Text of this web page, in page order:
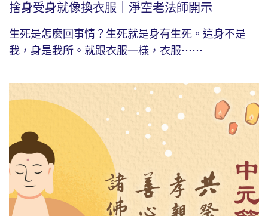
捨身受身就像換衣服｜淨空老法師開示
生死是怎麼回事情？生死就是身有生死。這身不是
我，身是我所。就跟衣服一樣，衣服⋯⋯